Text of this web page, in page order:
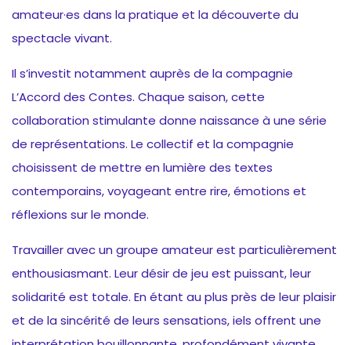
amateur·es dans la pratique et la découverte du
spectacle vivant.
Il s’investit notamment auprès de la compagnie
L’Accord des Contes. Chaque saison, cette
collaboration stimulante donne naissance à une série
de représentations. Le collectif et la compagnie
choisissent de mettre en lumière des textes
contemporains, voyageant entre rire, émotions et
réflexions sur le monde.
Travailler avec un groupe amateur est particulièrement
enthousiasmant. Leur désir de jeu est puissant, leur
solidarité est totale. En étant au plus près de leur plaisir
et de la sincérité de leurs sensations, iels offrent une